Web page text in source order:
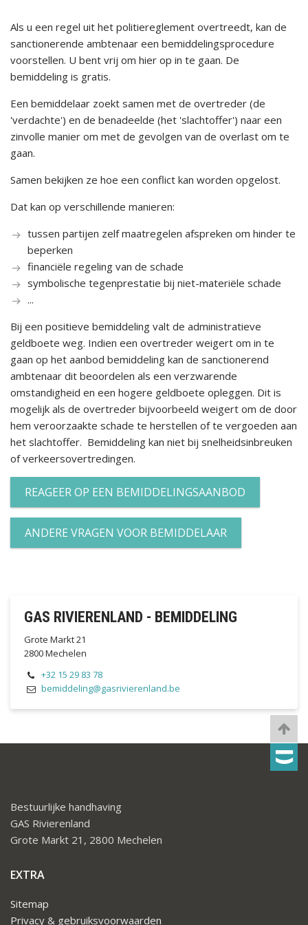
Als u een regel uit het politiereglement overtreedt, kan de
sanctionerende ambtenaar een bemiddelingsprocedure
voorstellen. U bent vrij om hier op in te gaan. De
bemiddeling is gratis.
Een bemiddelaar zoekt samen met de overtreder (de
'verdachte') en de benadeelde (het 'slachtoffer') naar een
zinvolle manier om met de gevolgen van de overlast om te
gaan.
Samen bekijken ze hoe een conflict kan worden opgelost.
Dat kan op verschillende manieren:
tussen partijen zelf maatregelen afspreken om hinder te
beperken
financiële regeling van de schade
symbolische tegenprestatie bij niet-materiële schade
...
Bij een positieve bemiddeling valt de administratieve
geldboete weg. Indien een overtreder weigert om in te
gaan op het aanbod bemiddeling kan de sanctionerend
ambtenaar dit beoordelen als een verzwarende
omstandigheid en een hogere geldboete opleggen. Dit is
mogelijk als de overtreder bijvoorbeeld weigert om de door
hem veroorzaakte schade te herstellen of te vergoeden aan
het slachtoffer. Bemiddeling kan niet bij snelheidsinbreuken
of verkeersovertredingen.
REAGEER OP EEN BEMIDDELINGSAANBOD
ANDERE VRAGEN VOOR BEMIDDELAAR
GAS RIVIERENLAND - BEMIDDELING
Grote Markt 21
2800 Mechelen
+32 15 29 83 78
bemiddeling@gasrivierenland.be
Bestuurlijke handhaving
GAS Rivierenland
Grote Markt 21, 2800 Mechelen
EXTRA
Sitemap
Privacy & gebruiksvoorwaarden